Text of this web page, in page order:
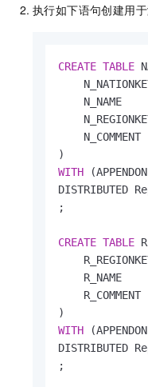
执行如下语句创建用
CREATE TABLE
WITH
DISTRIBUTED
;
CREATE TABLE
WITH
DISTRIBUTED
;